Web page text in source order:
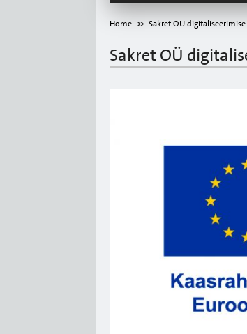
Home Sakret OÜ
Sakret OÜ